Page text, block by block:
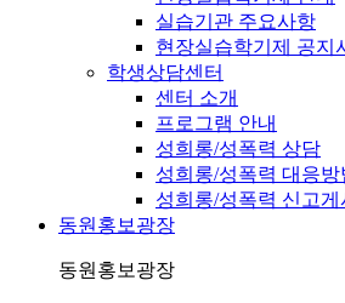
실습기관 주요사항
현장실습학기제 공지
학생상담센터
센터 소개
프로그램 안내
성희롱/성폭력 상담
성희롱/성폭력 대응방
성희롱/성폭력 신고게
동원홍보광장
동원홍보광장